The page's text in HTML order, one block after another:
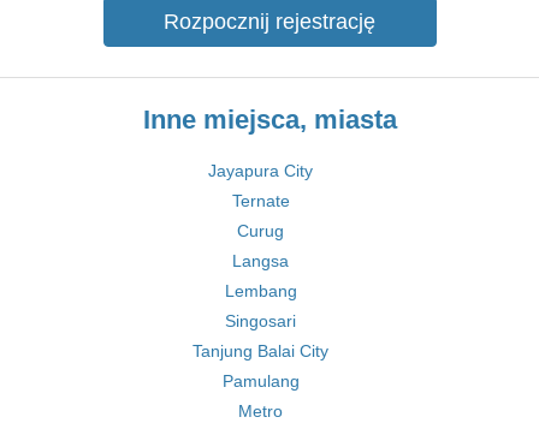
Rozpocznij rejestrację
Inne miejsca, miasta
Jayapura City
Ternate
Curug
Langsa
Lembang
Singosari
Tanjung Balai City
Pamulang
Metro